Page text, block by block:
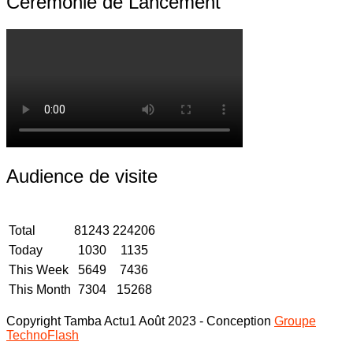
Audience de visite
Total 81243 224206
Today
1030
1135
This Week
5649
7436
This Month 7304 15268
Copyright Tamba Actu1 Août 2023 - Conception Groupe
TechnoFlash